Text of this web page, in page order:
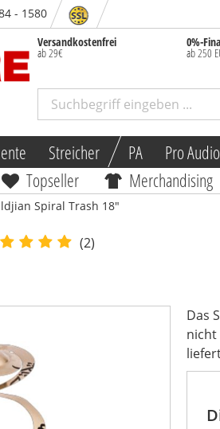
- 1580
Versandkostenfrei
ab 29€
0%-
ab 250
Streicher PA Pro Audio
Topseller
Merchandising
Spiral Trash 18"
(2)
Das
nicht